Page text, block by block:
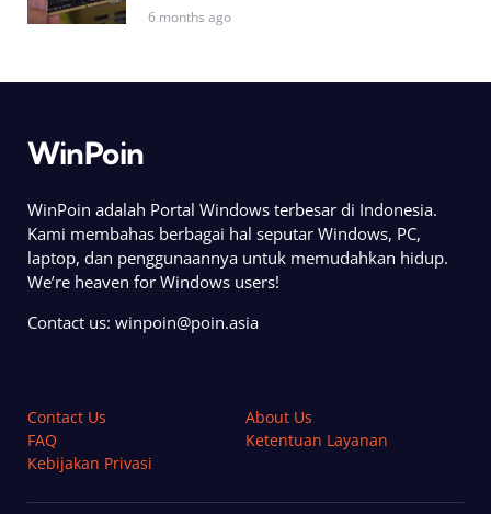
6 months ago
WinPoin
WinPoin adalah Portal Windows terbesar di Indonesia.
Kami membahas berbagai hal seputar Windows, PC,
laptop, dan penggunaannya untuk memudahkan hidup.
We’re heaven for Windows users!
Contact us: winpoin@poin.asia
Contact Us
About Us
FAQ
Ketentuan Layanan
Kebijakan Privasi